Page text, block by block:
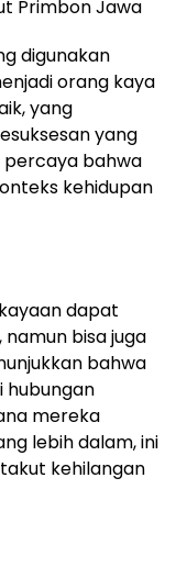
Primbon Jawa
digunakan
orang kaya
yang
yang
percaya bahwa
kehidupan
dapat
bisa juga
bahwa
hubungan
mereka
lebih dalam, ini
kehilangan